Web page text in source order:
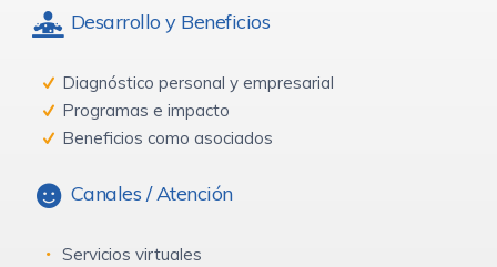
Desarrollo y Beneficios
Diagnóstico personal y empresarial
Programas e impacto
Beneficios como asociados
Canales / Atención
Servicios virtuales